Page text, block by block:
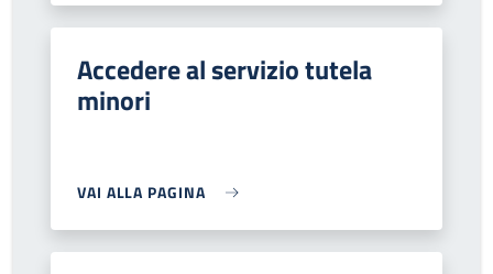
Accedere al servizio tutela
minori
VAI ALLA PAGINA